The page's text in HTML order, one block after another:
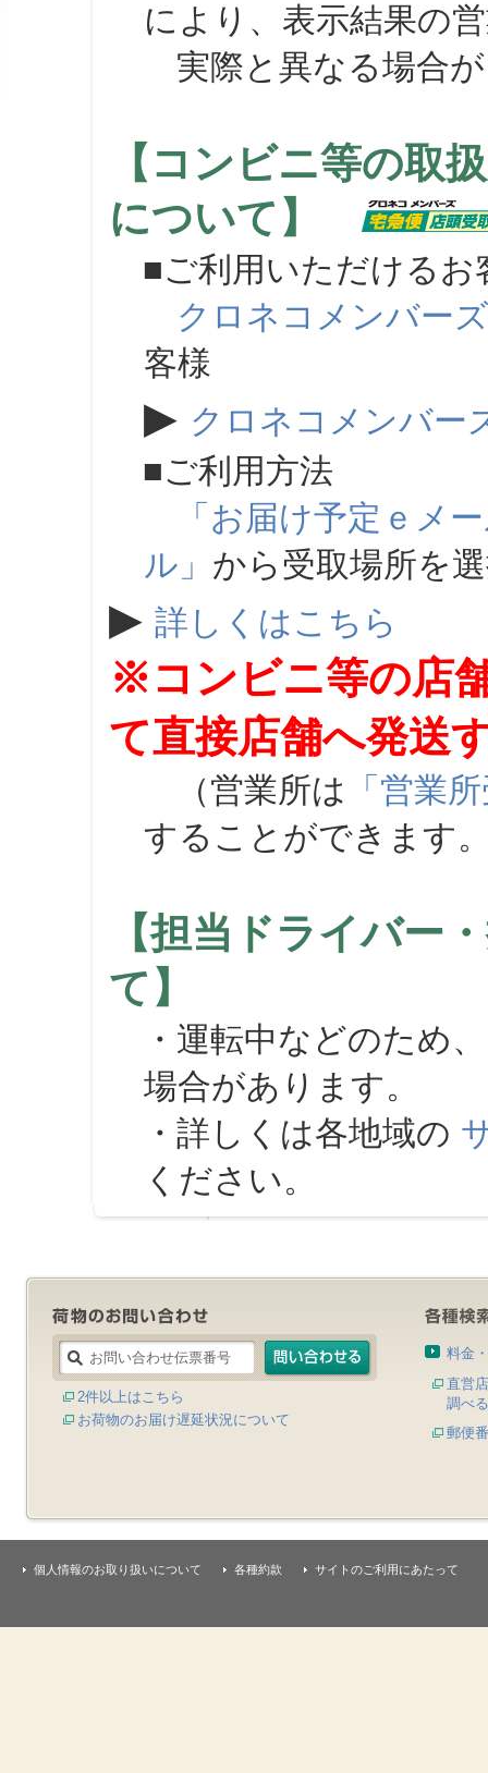
により、表示結果の
実際と異なる場合が
【コンビニ等の取
について】
■ご利用いただけるお
クロネコメンバーズ
客様
▶ クロネコメンバー
■ご利用方法
「お届け予定ｅメ
ル」 から受取場所を
▶ 詳しくはこちら
※コンビニ等の店
て直接店舗へ発送
（営業所は 「営業
することができます
【担当ドライバー
て】
・運転中などのため
場合があります。
・詳しくは各地域の
ください。
2件以上はこちら
お荷物のお届け遅延状況について
料金
直営
調べる
郵便
個人情報のお取り扱いについて 各種約款 サイトのご利用にあたって